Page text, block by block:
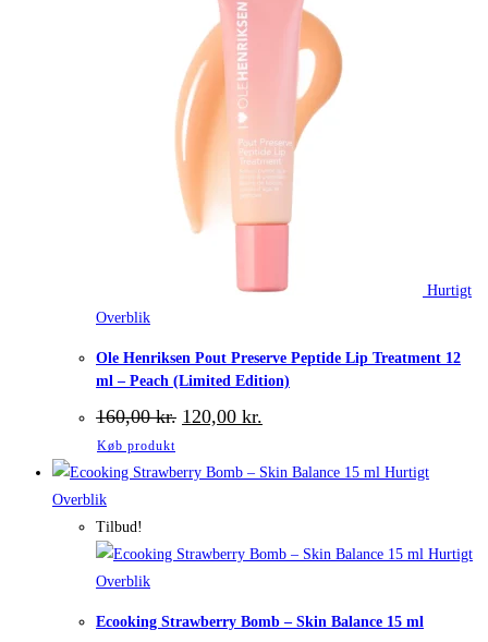
Hurtigt
Overblik
Ole Henriksen Pout Preserve Peptide Lip Treatment 12
ml – Peach (Limited Edition)
160,00kr. Den
oprindelige
var:
120,00 kr.
er:
Køb produkt
Hurtigt
Overblik
Tilbud!
Hurtigt
Overblik
Ecooking Strawberry Bomb – Skin Balance 15 ml